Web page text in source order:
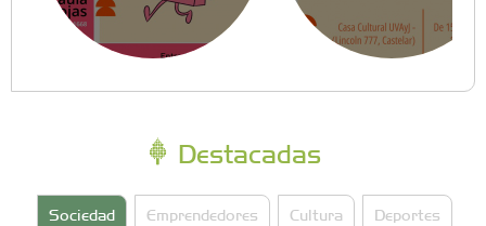
Destacadas
Sociedad Emprendedores Cultura Deportes